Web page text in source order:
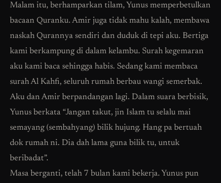
Malam itu, berhamparkan tilam, Yunus memperbetulkan
bacaan Quranku. Amir juga tidak mahu kalah, membawa
naskah Qurannya sendiri dan duduk di tepi aku. Bertiga
kami berkampung di dalam kelambu. Surah kegemaran
aku kami baca sehingga habis. Sedang kami membaca
surah Al Kahfi, seluruh rumah berbau wangi semerbak.
Aku dan Amir berpandangan lagi. Dalam suara berbisik,
Yunus berkata “Jangan takut, jin Islam tu selalu mai
semayang (sembahyang) bilik hujung. Hang pa bertuah
dok rumah ni. Dia dah lama guna bilik tu, untuk
beribadat”.
Masa berganti, telah 7 bulan kami bekerja. Yunus pun